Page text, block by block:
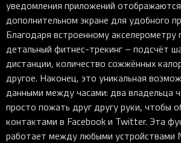
уведомления приложений
дополнительном экране для удобного
Благодаря встроенному акселерометру
детальный фитнес-трекинг – подсчёт
дистанции, количество сожжённых
другое. Наконец, это уникальная
данными между часами: два владельца
просто пожать друг другу руки, чтобы
контактами в Facebook и Twitter. Эта
работает между любыми устройствами